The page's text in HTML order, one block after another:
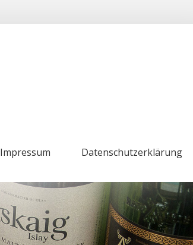
Impressum Datenschutzerklärung